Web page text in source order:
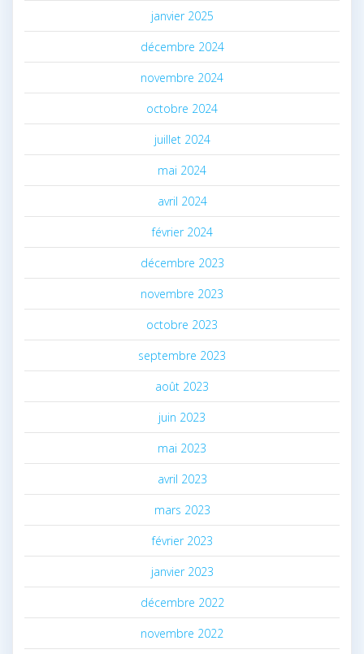
janvier 2025
décembre 2024
novembre 2024
octobre 2024
juillet 2024
mai 2024
avril 2024
février 2024
décembre 2023
novembre 2023
octobre 2023
septembre 2023
août 2023
juin 2023
mai 2023
avril 2023
mars 2023
février 2023
janvier 2023
décembre 2022
novembre 2022